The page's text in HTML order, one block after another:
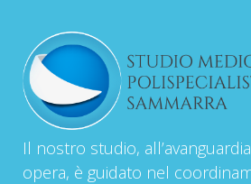
Il nostro studio,
opera, è guidato nel